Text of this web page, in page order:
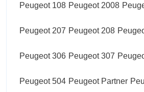
Peugeot 108 Peugeot 2008
Peugeot 207 Peugeot 208
Peugeot 306 Peugeot 307
Peugeot 504 Peugeot Partner